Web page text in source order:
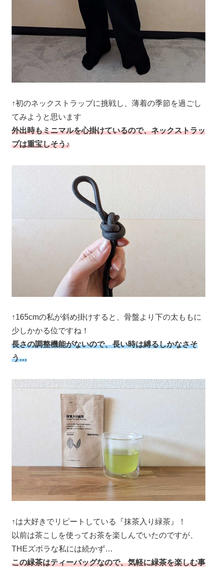
↑初のネックストラップに挑戦し、薄着の季節を過ごし
てみようと思います
外出時もミニマルを心掛けているので、ネックストラッ
プは重宝しそう♪
↑165cmの私が斜め掛けすると、骨盤より下の太ももに
少しかかる位ですね！
長さの調整機能がないので、長い時は縛るしかなさそ
う…
↑は大好きでリピートしている『抹茶入り緑茶』！
以前は茶こしを使ってお茶を楽しんでいたのですが、
THEズボラな私には続かず…
この緑茶はティーバッグなので、気軽に緑茶を楽しむ事